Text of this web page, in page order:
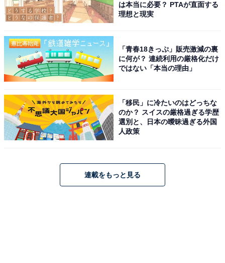
は本当に必要？ PTAが直面する
理想と現実
「青春18きっぷ」販売激減の裏
に何が？ 連続利用の厳格化だけ
ではない「本当の理由」
「移民」に冷たいのはどっちな
のか？ スイスの厳格過ぎる学歴
選別と、日本の曖昧過ぎる外国
人政策
連載をもっと見る